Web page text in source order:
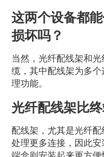
这两个设备都
损坏吗？
当然，光纤配线架和
缆，其中配线架为多
理功能。
光纤配线架比
配线架，尤其是光纤
处理更多连接，因此